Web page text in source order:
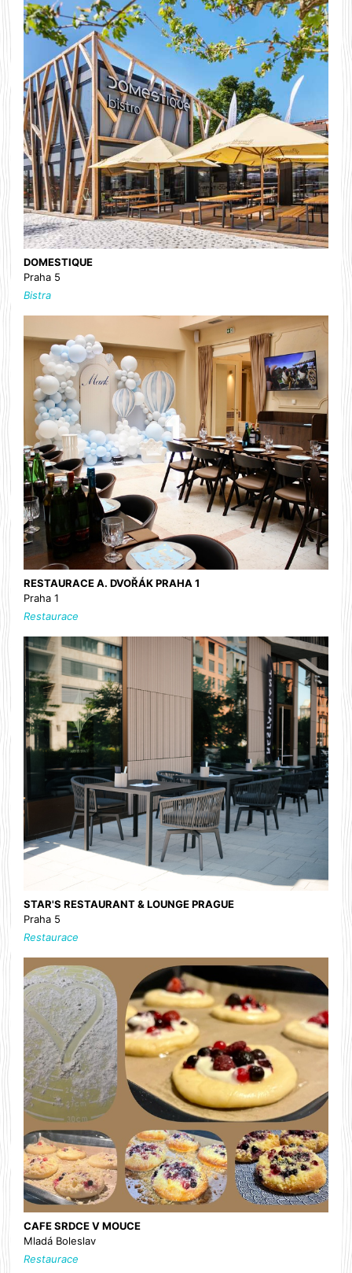
DOMESTIQUE
Praha 5
Bistra
RESTAURACE A. DVOŘÁK PRAHA 1
Praha 1
Restaurace
STAR'S RESTAURANT & LOUNGE PRAGUE
Praha 5
Restaurace
CAFE SRDCE V MOUCE
Mladá Boleslav
Restaurace